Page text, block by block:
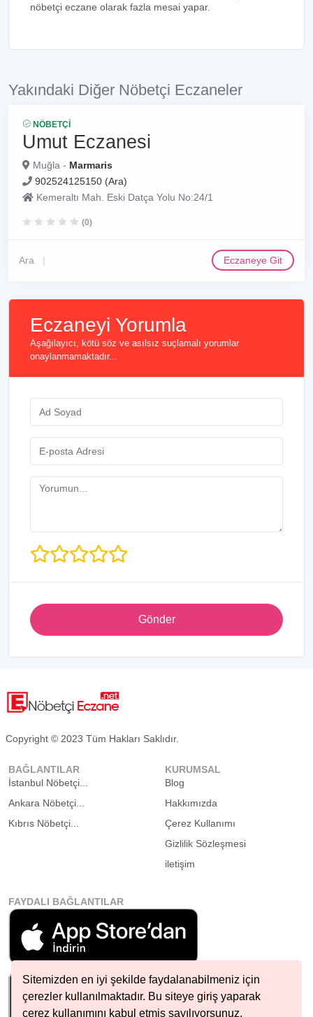
Sitemizden en iyi şekilde faydalanabilmeniz için
çerezler kullanılmaktadır. Bu siteye giriş yaparak
çerez kullanımını kabul etmiş sayılıyorsunuz.
nöbetçi eczane olarak fazla mesai yapar.
Yakındaki Diğer Nöbetçi Eczaneler
NÖBETÇI
Umut Eczanesi
Muğla - Marmaris
902524125150 (Ara)
Kemeraltı Mah. Eski Datça Yolu No:24/1
(0)
Ara Eczaneye Git
Eczaneyi Yorumla
Aşağılayıcı, kötü söz ve asılsız suçlamalı yorumlar
onaylanmamaktadır...
Gönder
Copyright © 2023 Tüm Hakları Saklıdır.
BAĞLANTILAR
İstanbul Nöbetçi...
Ankara Nöbetçi...
Kıbrıs Nöbetçi...
KURUMSAL
Blog
Hakkımızda
Çerez Kullanımı
Gizlilik Sözleşmesi
iletişim
FAYDALI BAĞLANTILAR